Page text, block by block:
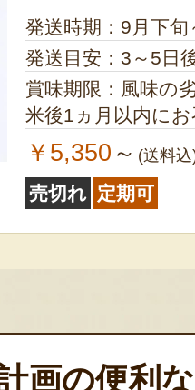
発送時期：9月下旬
発送目安：3～5日
賞味期限：風味の
米後1ヵ月以内に
￥5,350 ～ (送料
売切れ 定期可
画の便利